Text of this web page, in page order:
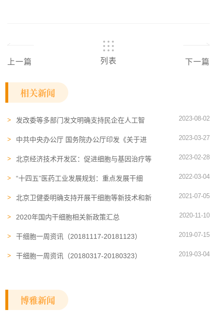
上一篇 列表 下一篇
相关新闻
发改委等多部门发文明确支持民企在人工智
2023-08-02
中共中央办公厅 国务院办公厅印发《关于进
2023-03-27
北京经济技术开发区：促进细胞与基因治疗等
2023-02-28
“十四五”医药工业发展规划：重点发展干细
2022-03-04
北京卫健委明确支持开展干细胞等新技术和新
2021-07-05
2020年国内干细胞相关新政策汇总 2020-11-10
干细胞一周资讯（20181117-20181123） 2019-07-15
干细胞一周资讯（20180317-20180323） 2019-03-04
博雅新闻